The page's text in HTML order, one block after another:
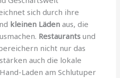
sich durch ihre
kleinen Läden aus, die
Restaurants und
nicht nur das
auch die lokale
Laden am Schlutuper